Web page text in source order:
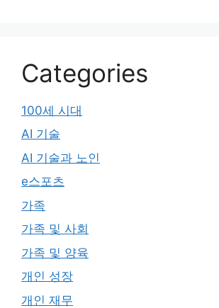
Categories
100세 시대
AI 기술
AI 기술과 노인
e스포츠
가족
가족 및 사회
가족 및 양육
개인 성장
개인 재무